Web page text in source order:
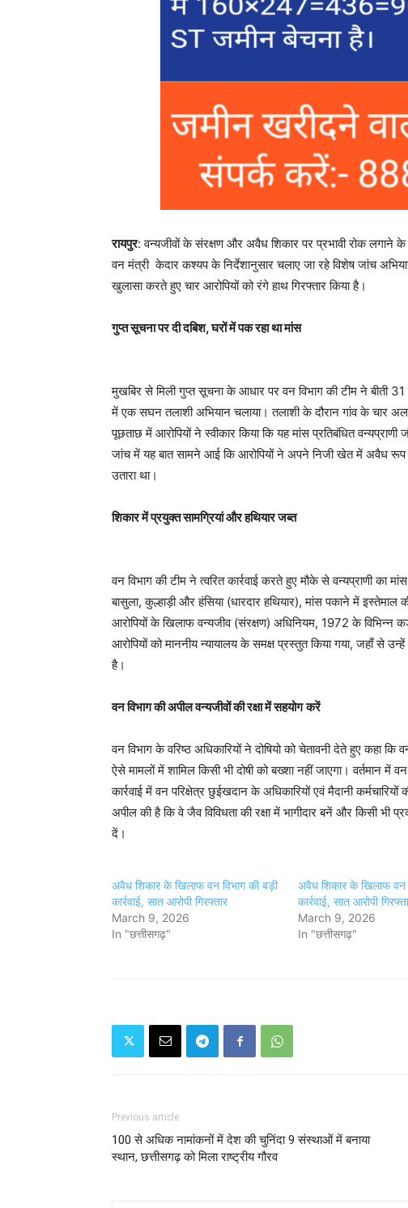
रायपुर: वन्यजीवों के संरक्षण और अवैध शिकार पर प्रभावी रोक लगाने
वन मंत्री केदार कश्यप के निर्देशानुसार चलाए जा रहे विशेष जांच
खुलासा करते हुए चार आरोपियों को रंगे हाथ गिरफ्तार किया है।
गुप्त सूचना पर दी दबिश, घरों में पक रहा था मांस
मुखबिर से मिली गुप्त सूचना के आधार पर वन विभाग की टीम ने बीती
में एक सघन तलाशी अभियान चलाया। तलाशी के दौरान गांव के चार
पूछताछ में आरोपियों ने स्वीकार किया कि यह मांस प्रतिबंधित
जांच में यह बात सामने आई कि आरोपियों ने अपने निजी खेत में अवैध
उतारा था।
शिकार में प्रयुक्त सामग्रियां और हथियार जब्त
वन विभाग की टीम ने त्वरित कार्रवाई करते हुए मौके से वन्यप्राणी का
बासुला, कुल्हाड़ी और हंसिया (धारदार हथियार), मांस पकाने में इस्तेमाल
आरोपियों के खिलाफ वन्यजीव (संरक्षण) अधिनियम, 1972 के विभिन्न
आरोपियों को माननीय न्यायालय के समक्ष प्रस्तुत किया गया, जहाँ से
है।
वन विभाग की अपील वन्यजीवों की रक्षा में सहयोग करें
वन विभाग के वरिष्ठ अधिकारियों ने दोषियो को चेतावनी देते हुए कहा
ऐसे मामलों में शामिल किसी भी दोषी को बख्शा नहीं जाएगा। वर्तमान में
कार्रवाई में वन परिक्षेत्र छुईखदान के अधिकारियों एवं मैदानी
अपील की है कि वे जैव विविधता की रक्षा में भागीदार बनें और किसी भी
दें।
अवैध शिकार के खिलाफ वन विभाग की बड़ी
कार्रवाई, सात आरोपी गिरफ्तार
March 9, 2026
In "छत्तीसगढ़"
अवैध शिकार के खिलाफ वन
कार्रवाई, सात आरोपी
March 9, 2026
In "छत्तीसगढ़"
Previous article
100 से अधिक नामांकनों में देश की चुनिंदा 9 संस्थाओं में बनाया
स्थान, छत्तीसगढ़ को मिला राष्ट्रीय गौरव